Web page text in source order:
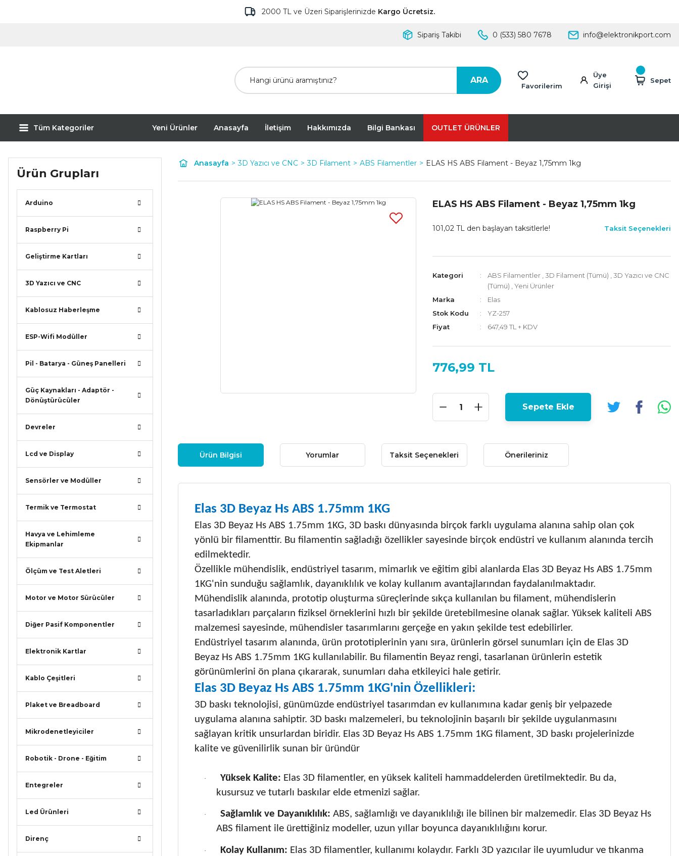
2000 TL ve Üzeri Siparişlerinizde Kargo Ücretsiz.
Sipariş Takibi 0 (533) 580 7678 info@elektronikport.com
ARA
Favorilerim
Üye
Girişi
Sepet
Tüm Kategoriler Yeni Ürünler Anasayfa İletişim Hakkımızda Bilgi Bankası OUTLET ÜRÜNLER
Ürün Grupları
Arduino
Raspberry Pi
Geliştirme Kartları
3D Yazıcı ve CNC
Kablosuz Haberleşme
ESP-Wifi Modüller
Pil - Batarya - Güneş Panelleri
Güç Kaynakları - Adaptör -
Dönüştürücüler
Devreler
Lcd ve Display
Sensörler ve Modüller
Termik ve Termostat
Havya ve Lehimleme
Ekipmanlar
Ölçüm ve Test Aletleri
Motor ve Motor Sürücüler
Diğer Pasif Komponentler
Elektronik Kartlar
Kablo Çeşitleri
Plaket ve Breadboard
Mikrodenetleyiciler
Robotik - Drone - Eğitim
Entegreler
Led Ürünleri
Direnç
Anasayfa 3D Yazıcı ve CNC 3D Filament ABS Filamentler ELAS HS ABS Filament - Beyaz 1,75mm 1kg
ELAS HS ABS Filament - Beyaz 1,75mm 1kg
101,02 TL den başlayan taksitlerle! Taksit Seçenekleri
Kategori ABS Filamentler ,3D Filament (Tümü) ,3D Yazıcı ve CNC
(Tümü)
,Yeni Ürünler
Marka
Elas
Stok Kodu
YZ-257
Fiyat
647,49 TL + KDV
776,99 TL
Sepete Ekle
Ürün Bilgisi Yorumlar Taksit Seçenekleri Önerileriniz
Elas 3D Beyaz Hs ABS 1.75mm 1KG
Elas 3D Beyaz Hs ABS 1.75mm 1KG, 3D baskı dünyasında birçok farklı uygulama alanına sahip olan çok
yönlü bir filamenttir. Bu filamentin sağladığı özellikler sayesinde birçok endüstri ve kullanım alanında tercih
edilmektedir.
Özellikle mühendislik, endüstriyel tasarım, mimarlık ve eğitim gibi alanlarda Elas 3D Beyaz Hs ABS 1.75mm
1KG'nin sunduğu sağlamlık, dayanıklılık ve kolay kullanım avantajlarından faydalanılmaktadır.
Mühendislik alanında, prototip oluşturma süreçlerinde sıkça kullanılan bu filament, mühendislerin
tasarladıkları parçaların fiziksel örneklerini hızlı bir şekilde üretebilmesine olanak sağlar. Yüksek kaliteli ABS
malzemesi sayesinde, mühendisler tasarımlarını gerçeğe en yakın şekilde test edebilirler.
Endüstriyel tasarım alanında, ürün prototiplerinin yanı sıra, ürünlerin görsel sunumları için de Elas 3D
Beyaz Hs ABS 1.75mm 1KG kullanılabilir. Bu filamentin Beyaz rengi, tasarlanan ürünlerin estetik
görünümlerini ön plana çıkararak, sunumları daha etkileyici hale getirir.
Elas 3D Beyaz Hs ABS 1.75mm 1KG'nin Özellikleri:
3D baskı teknolojisi, günümüzde endüstriyel tasarımdan ev kullanımına kadar geniş bir yelpazede
uygulama alanına sahiptir. 3D baskı malzemeleri, bu teknolojinin başarılı bir şekilde uygulanmasını
sağlayan kritik unsurlardan biridir. Elas 3D Beyaz Hs ABS 1.75mm 1KG filament, 3D baskı projelerinizde
kalite ve güvenilirlik sunan bir üründür
· Yüksek Kalite: Elas 3D filamentler, en yüksek kaliteli hammaddelerden üretilmektedir. Bu da,
kusursuz ve tutarlı baskılar elde etmenizi sağlar.
· Sağlamlık ve Dayanıklılık: ABS, sağlamlığı ve dayanıklılığı ile bilinen bir malzemedir. Elas 3D Beyaz Hs
ABS filament ile ürettiğiniz modeller, uzun yıllar boyunca dayanıklılığını korur.
· Kolay Kullanım: Elas 3D filamentler, kullanımı kolaydır. Farklı 3D yazıcılar ile uyumludur ve tıkanma